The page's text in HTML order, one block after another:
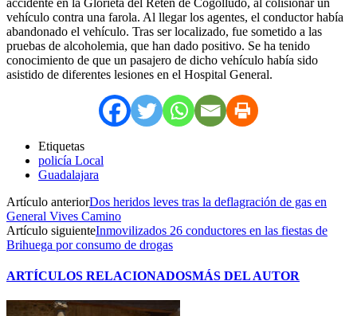
vehículo contra una farola. Al llegar los agentes, el conductor había
abandonado el vehículo. Tras ser localizado, fue sometido a las
pruebas de alcoholemia, que han dado positivo. Se ha tenido
conocimiento de que un pasajero de dicho vehículo había sido
asistido de diferentes lesiones en el Hospital General.
Etiquetas
policía Local
Guadalajara
Artículo anteriorDos heridos leves tras la deflagración de gas en
General Vives Camino
Artículo siguienteInmovilizados 26 conductores en las fiestas de
Brihuega por consumo de drogas
ARTÍCULOS RELACIONADOSMÁS DEL AUTOR